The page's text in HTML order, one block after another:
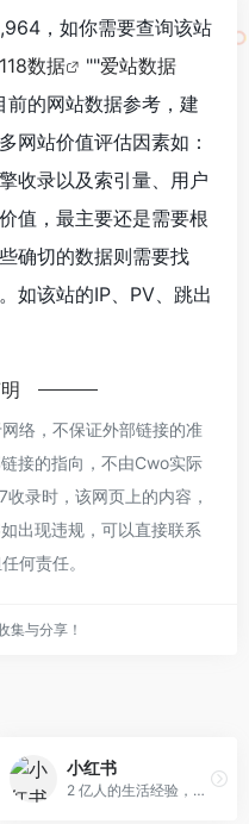
，如你需要查询该站
数据 ""爱站数据
前的网站数据参考，建
网站价值评估因素如：
收录以及索引量、用户
值，最主要还是需要根
确切的数据则需要找
如该站的IP、PV、跳出
络，不保证外部链接的准
接的指向，不由Cwo实际
录时，该网页上的内容，
出现违规，可以直接联系
何责任。
集与分享！
小红书
2 亿人的生活经验，都在小红书